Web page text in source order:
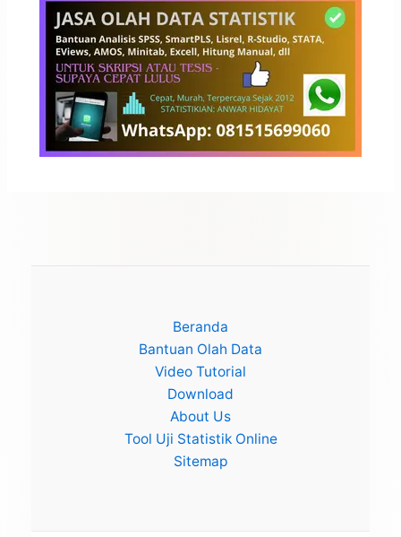
Beranda
Bantuan Olah Data
Video Tutorial
Download
About Us
Tool Uji Statistik Online
Sitemap